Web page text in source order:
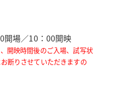
開場／10：00開映
開映時間後のご入場、試写状
断りさせていただきますの